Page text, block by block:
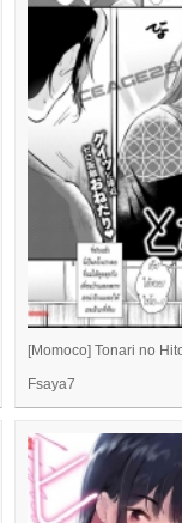
[Momoco] Tonari no
Fsaya7